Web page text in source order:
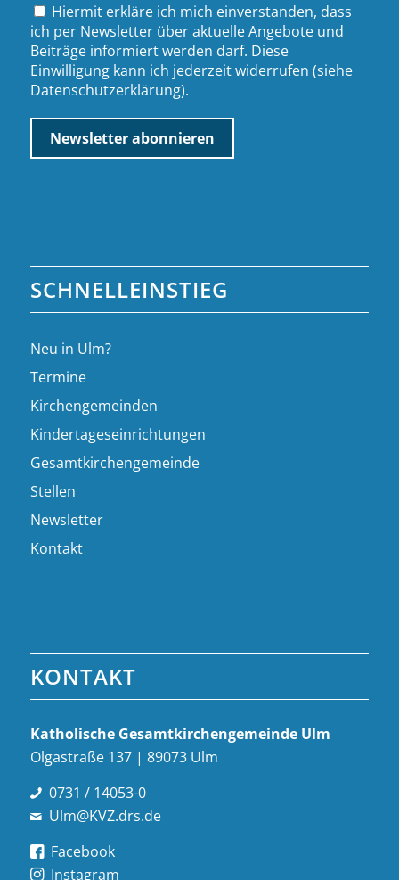
Hiermit erkläre ich mich einverstanden, dass
ich per Newsletter über aktuelle Angebote und
Beiträge informiert werden darf. Diese
Einwilligung kann ich jederzeit widerrufen (siehe
Datenschutzerklärung).
SCHNELLEINSTIEG
Neu in Ulm?
Termine
Kirchengemeinden
Kindertageseinrichtungen
Gesamtkirchengemeinde
Stellen
Newsletter
Kontakt
KONTAKT
Katholische Gesamt­kirchen­gemeinde Ulm
Olgastraße 137 | 89073 Ulm
0731 / 14053-0
Ulm@KVZ.drs.de
Facebook
Instagram